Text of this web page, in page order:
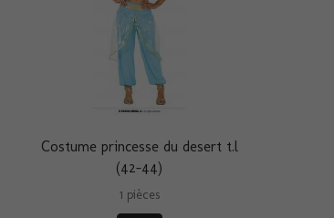
Costume princesse du desert t.l
(42-44)
1 pièces